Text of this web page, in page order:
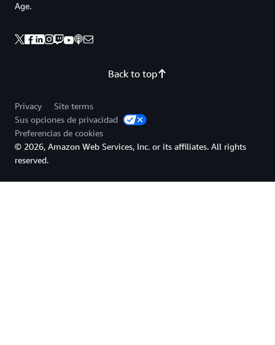
Back to top
Age.
Privacy
Site terms
Sus opciones de privacidad
Preferencias de cookies
© 2026, Amazon Web Services, Inc. or its affiliates. All rights
reserved.